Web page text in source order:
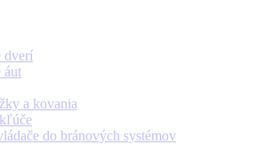
dverí
áut
a kovania
do bránových systémov